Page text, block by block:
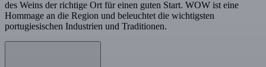
des Weins der richtige Ort für einen guten Start. WOW ist eine
Hommage an die Region und beleuchtet die wichtigsten
portugiesischen Industrien und Traditionen.